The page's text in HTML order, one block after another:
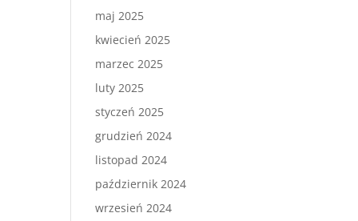
maj 2025
kwiecień 2025
marzec 2025
luty 2025
styczeń 2025
grudzień 2024
listopad 2024
październik 2024
wrzesień 2024